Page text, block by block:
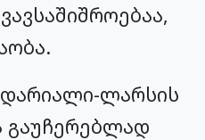
ლარსის
გაუჩერებლად